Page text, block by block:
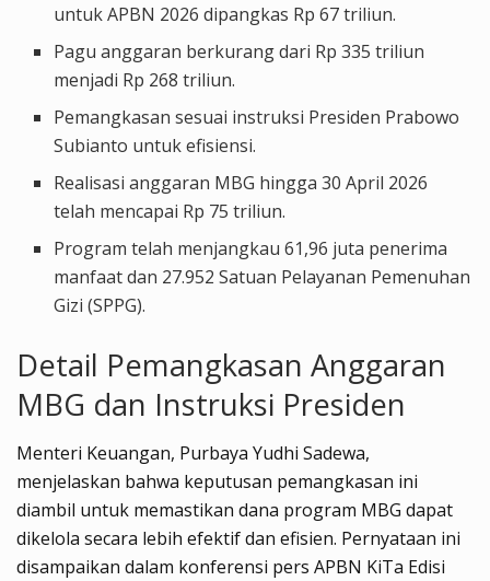
untuk APBN 2026 dipangkas Rp 67 triliun.
Pagu anggaran berkurang dari Rp 335 triliun
menjadi Rp 268 triliun.
Pemangkasan sesuai instruksi Presiden Prabowo
Subianto untuk efisiensi.
Realisasi anggaran MBG hingga 30 April 2026
telah mencapai Rp 75 triliun.
Program telah menjangkau 61,96 juta penerima
manfaat dan 27.952 Satuan Pelayanan Pemenuhan
Gizi (SPPG).
Detail Pemangkasan Anggaran
MBG dan Instruksi Presiden
Menteri Keuangan, Purbaya Yudhi Sadewa,
menjelaskan bahwa keputusan pemangkasan ini
diambil untuk memastikan dana program MBG dapat
dikelola secara lebih efektif dan efisien. Pernyataan ini
disampaikan dalam konferensi pers APBN KiTa Edisi